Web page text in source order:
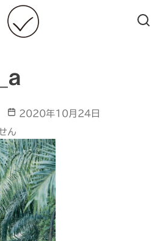
Search
Post2020年10月24日
ん